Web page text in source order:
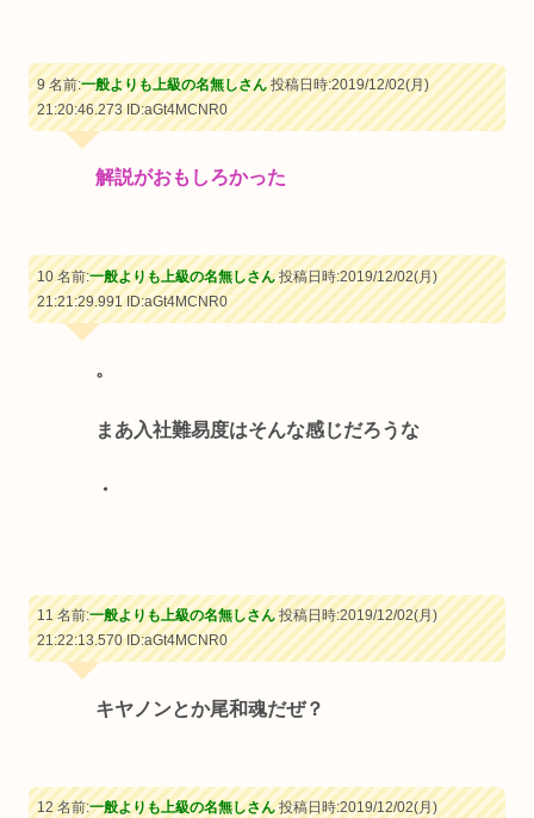
9 名前:一般よりも上級の名無しさん投稿日時:2019/12/02(月)
21:20:46.273ID:aGt4MCNR0
解説がおもしろかった
10 名前:一般よりも上級の名無しさん投稿日時:2019/12/02(月)
21:21:29.991ID:aGt4MCNR0
。
まあ入社難易度はそんな感じだろうな
・
11 名前:一般よりも上級の名無しさん投稿日時:2019/12/02(月)
21:22:13.570ID:aGt4MCNR0
キヤノンとか尾和魂だぜ？
12 名前:一般よりも上級の名無しさん投稿日時:2019/12/02(月)